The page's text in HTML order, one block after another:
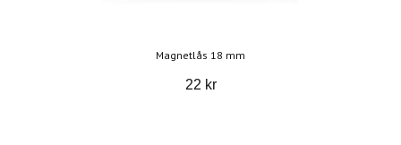
Magnetlås 18 mm
22 kr